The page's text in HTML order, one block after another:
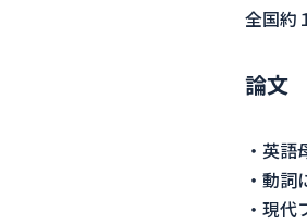
全国約
論文
・英語
・動
・現